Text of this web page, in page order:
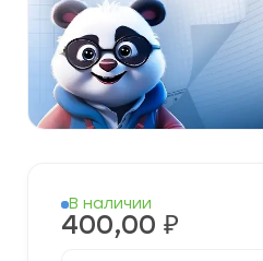
В наличии
400,00 ₽